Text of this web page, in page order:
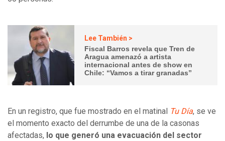
Lee También >
Fiscal Barros revela que Tren de
Aragua amenazó a artista
internacional antes de show en
Chile: “Vamos a tirar granadas”
En un registro, que fue mostrado en el matinal Tu Día, se ve
el momento exacto del derrumbe de una de la casonas
afectadas, lo que generó una evacuación del sector